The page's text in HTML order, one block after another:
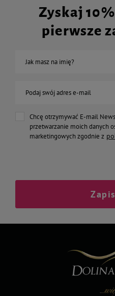
Zyskaj
pierwsze
Jak masz na imię?
Podaj swój adres e-mail
Chcę otrzymywać E-mail
przetwarzanie moich danych
marketingowych zgodnie z